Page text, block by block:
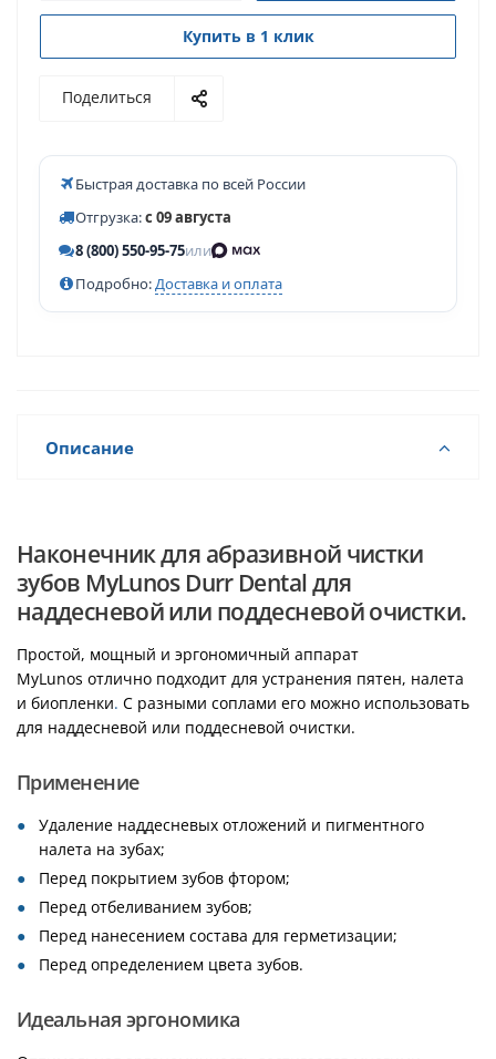
Купить в 1 клик
Поделиться
Быстрая доставка по всей России
Отгрузка:с 09 августа
8 (800) 550-95-75или
Подробно:Доставка и оплата
Описание
Наконечник для абразивной чистки
зубов MyLunos Durr Dental для
наддесневой или поддесневой очистки.
Простой, мощный и эргономичный аппарат
MyLunos отлично подходит для устранения пятен, налета
и биопленки. С разными соплами его можно использовать
для наддесневой или поддесневой очистки.
Применение
Удаление наддесневых отложений и пигментного
налета на зубах;
Перед покрытием зубов фтором;
Перед отбеливанием зубов;
Перед нанесением состава для герметизации;
Перед определением цвета зубов.
Идеальная эргономика